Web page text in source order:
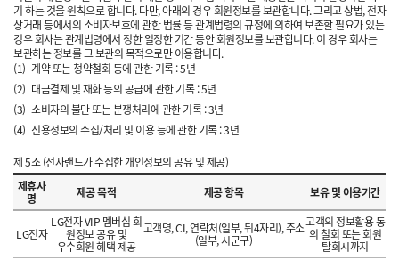
기 하는 것을 원칙으로 합니다. 다만, 아래의 경우 회원정보를 보관합니다. 그리고 상법, 전자
상거래 등에서의 소비자보호에 관한 법률 등 관계법령의 규정에 의하여 보존할 필요가 있는
겅우 회사는 관계법령에서 정한 일정한 기간 동안 회원정보를 보관합니다. 이 경우 회사는
보관하는 정보를 그 보관의 목적으로만 이용합니다.
(1) 계약 또는 청약철회 등에 관한 기록 : 5년
(2) 대금결제 및 재화 등의 공급에 관한 기록 : 5년
(3) 소비자의 불만 또는 분쟁처리에 관한 기록 : 3년
(4) 신용정보의 수집/처리 및 이용 등에 관한 기록 : 3년
제 5조 (전자랜드가 수집한 개인정보의 공유 및 제공)
제휴사
명 제공 목적 제공 항목 보유 및 이용기간
LG전자
LG전자 VIP 멤버십 회
원정보 공유 및
우수회원 혜택 제공
고객명, CI, 연락처(일부, 뒤4자리), 주소
(일부, 시군구)
고객의 정보활용 동
의 철회 또는 회원
탈회시까지